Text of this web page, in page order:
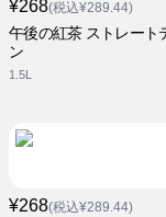
¥268(税込¥289.44)
午後の紅茶 ストレート
ン
1.5L
¥268(税込¥289.44)